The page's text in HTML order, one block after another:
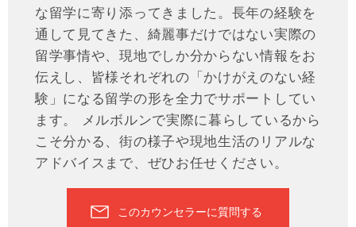
な留学に寄り添ってきました。長年の経験を
通して見てきた、綺麗事だけではない実際の
留学事情や、現地でしか分からない情報をお
伝えし、皆様それぞれの「かけがえのない経
験」になる留学の形を全力でサポートしてい
ます。 メルボルンで実際に暮らしているから
こそ分かる、街の様子や現地生活のリアルな
アドバイスまで、ぜひお任せください。
このカウンセラーに質問する